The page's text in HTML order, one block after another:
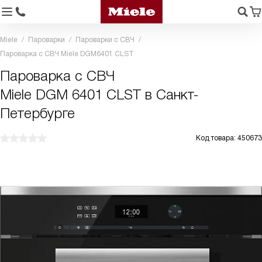
Miele Пароварки
Пароварки с СВЧ
Пароварка с СВЧ Miele DGM6401 CLST
Пароварка с СВЧ
Miele DGM 6401 CLST в Санкт-
Петербурге
Код товара: 450673